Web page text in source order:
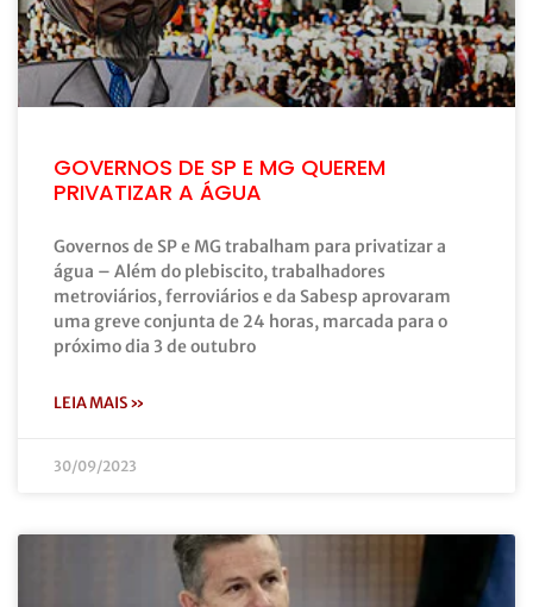
GOVERNOS DE SP E MG QUEREM
PRIVATIZAR A ÁGUA
Governos de SP e MG trabalham para privatizar a
água – Além do plebiscito, trabalhadores
metroviários, ferroviários e da Sabesp aprovaram
uma greve conjunta de 24 horas, marcada para o
próximo dia 3 de outubro
LEIA MAIS »
30/09/2023